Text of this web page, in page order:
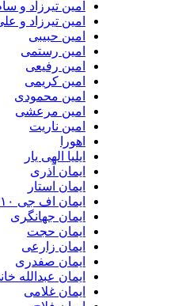
امین تیرزاد و سام سهراب
امین تیرزاد و علی فلاح
امین حبیبی
امین رستمی
امین رفیعی
امین کریمی
امین محمودی
امین مرعشی
امین ناریت
ایلیا الهی یار
ایمان آذری
ایمان استار
ایمان اف جی ۱۰
ایمان جهانگری
ایمان حجت
ایمان زارعی
ایمان صفدری
ایمان عبدالله خانی
ایمان غلامی